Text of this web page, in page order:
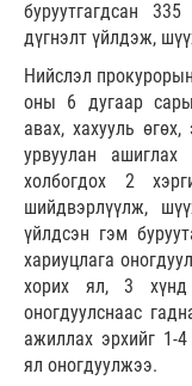
буруутгагдсан
дүгнэлт үйлдэж,
Нийслэл
оны 6 дугаар
авах, хахууль
урвуулан ашиглах
холбогдох 2
шийдвэрлүүлж,
үйлдсэн гэм
хариуцлага
хорих ял, 3 хүнд
оногдуулснаас
ажиллах эрхийг 1-
ял оногдуулжээ.